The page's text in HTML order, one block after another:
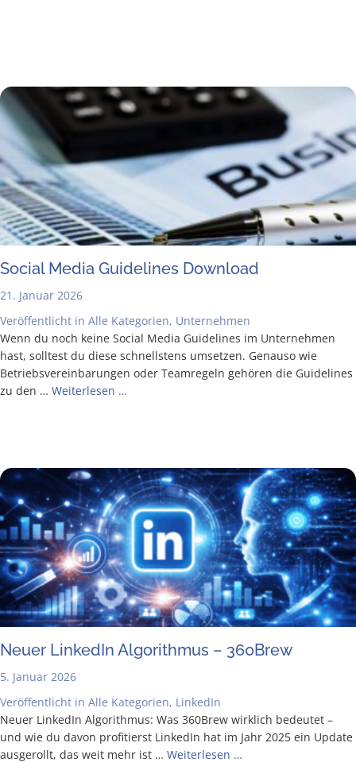
Social Media Gui­de­lines Download
21. Januar 2026
Veröffentlicht in Alle Kategorien, Unternehmen
Wenn du noch kei­ne Social Media Gui­de­lines im Unter­neh­men
hast, soll­test du die­se schnells­tens umset­zen. Genau­so wie
Betriebs­ver­ein­ba­run­gen oder Team­re­geln gehö­ren die Gui­de­lines
zu den … Wei­ter­le­sen …
Neu­er Lin­ke­dIn Algo­rith­mus – 360Brew
5. Januar 2026
Veröffentlicht in Alle Kategorien, LinkedIn
Neu­er Lin­ke­dIn Algo­rith­mus: Was 360Brew wirk­lich bedeu­tet –
und wie du davon pro­fi­tierst Lin­ke­dIn hat im Jahr 2025 ein Update
aus­ge­rollt, das weit mehr ist … Wei­ter­le­sen …